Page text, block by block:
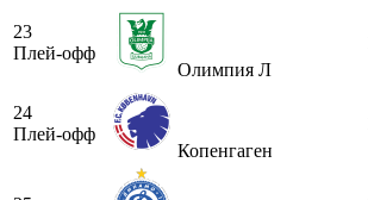
23
Плей-офф
Олимпия Л
24
Плей-офф
Копенгаген